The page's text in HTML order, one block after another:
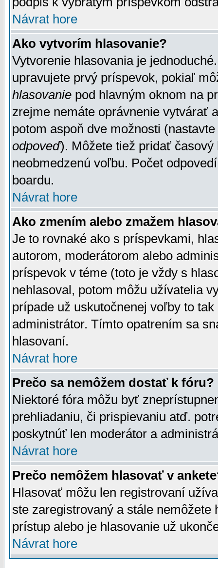
Návrat hore
Ako vytvorím hlasovanie?
Vytvorenie hlasovania je
upravujete prvý príspevok, pokiaľ
hlasovanie pod hlavným oknom na
zrejme nemáte oprávnenie vytvárať
potom aspoň dve možnosti
odpoveď). Môžete tiež pridať
neobmedzenú voľbu. Počet
boardu.
Návrat hore
Ako zmením alebo zmažem
Je to rovnaké ako s príspevkami,
autorom, moderátorom alebo
príspevok v téme (toto je vždy s
nehlasoval, potom môžu užívatelia
prípade už uskutočnenej voľby to
administrátor. Tímto opatrením sa
hlasovaní.
Návrat hore
Prečo sa nemôžem dostať k fóru?
Niektoré fóra môžu byť
prehliadaniu, či prispievaniu atď.
poskytnúť len moderátor a
Návrat hore
Prečo nemôžem hlasovať v
Hlasovať môžu len registrovaní
ste zaregistrovaný a stále
prístup alebo je hlasovanie už
Návrat hore